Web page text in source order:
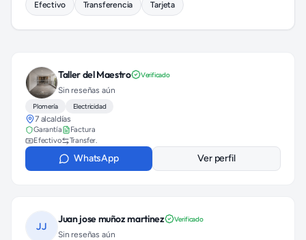
Efectivo Transferencia Tarjeta
Taller del Maestro Verificado
Sin reseñas aún
Plomería Electricidad
7 alcaldías
Garantía
Factura
Efectivo
Transfer.
WhatsApp Ver perfil
JJ
Juan jose muñoz martinez Verificado
Sin reseñas aún